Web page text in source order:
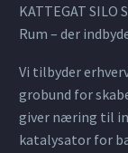
KATTEGAT SILO
Rum – der
Vi tilbyder
grobund for
giver næring til
katalysator for